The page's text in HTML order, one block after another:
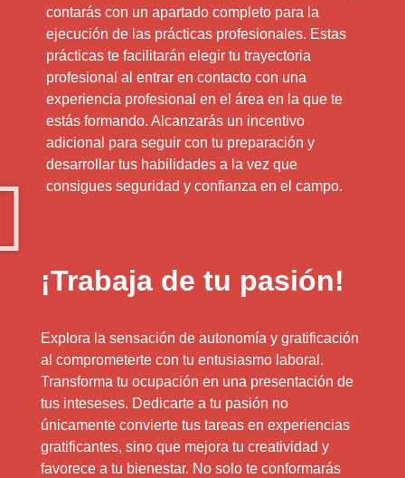
contarás con un apartado completo para la
ejecución de las prácticas profesionales. Estas
prácticas te facilitarán elegir tu trayectoria
profesional al entrar en contacto con una
experiencia profesional en el área en la que te
estás formando. Alcanzarás un incentivo
adicional para seguir con tu preparación y
desarrollar tus habilidades a la vez que
consigues seguridad y confianza en el campo.
¡Trabaja de tu pasión!
Explora la sensación de autonomía y gratificación
al comprometerte con tu entusiasmo laboral.
Transforma tu ocupación en una presentación de
tus inteseses. Dedicarte a tu pasión no
únicamente convierte tus tareas en experiencias
gratificantes, sino que mejora tu creatividad y
favorece a tu bienestar. No solo te conformarás